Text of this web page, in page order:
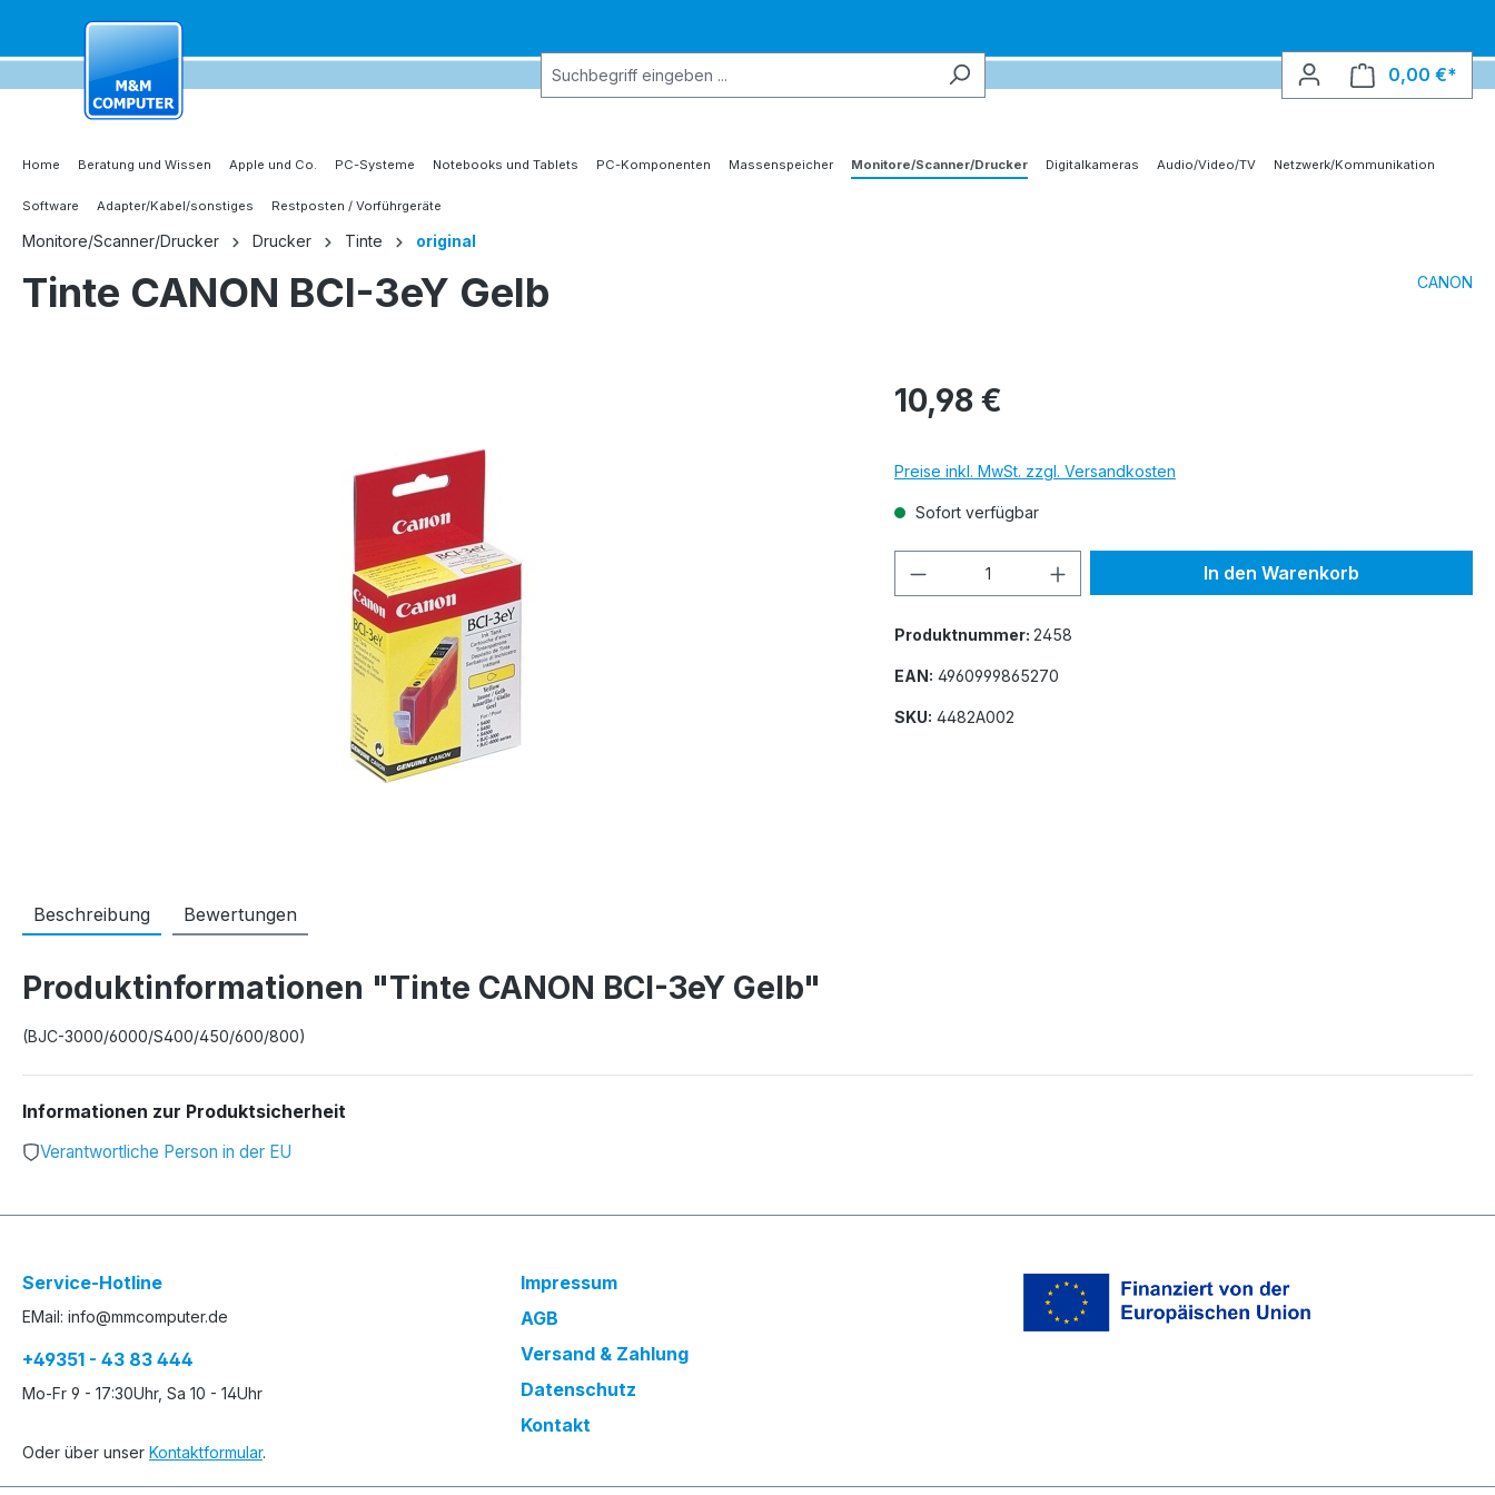
Zur Hauptnavigation springen
0,00 €*
Home Beratung und Wissen Apple und Co. PC-Systeme Notebooks und Tablets PC-Komponenten Massenspeicher Monitore/Scanner/Drucker Digitalkameras Audio/Video/TV Netzwerk/Kommunikation
Software Adapter/Kabel/sonstiges Restposten / Vorführgeräte
Monitore/Scanner/Drucker Drucker Tinte original
Tinte CANON BCI-3eY Gelb CANON
10,98 €
Preise inkl. MwSt. zzgl. Versandkosten
Sofort verfügbar
Produkt Anzahl: Gib den gewünschten Wert
In den Warenkorb
Produktnummer: 2458
EAN: 4960999865270
SKU: 4482A002
Beschreibung Bewertungen
Produktinformationen "Tinte CANON BCI-3eY Gelb"
(BJC-3000/6000/S400/450/600/800)
Informationen zur Produktsicherheit
Verantwortliche Person in der EU
Service-Hotline
EMail: info@mmcomputer.de
+49351 - 43 83 444
Mo-Fr 9 - 17:30Uhr, Sa 10 - 14Uhr
Oder über unser Kontaktformular.
Impressum
AGB
Versand & Zahlung
Datenschutz
Kontakt